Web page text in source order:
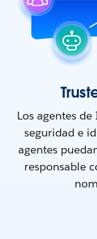
Los agentes
seguridad e
agentes
responsable